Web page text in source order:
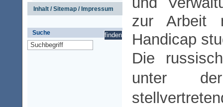
Inhalt / Sitemap / Impressum
Suche
zur Arbeit
Handicap
Die
unter